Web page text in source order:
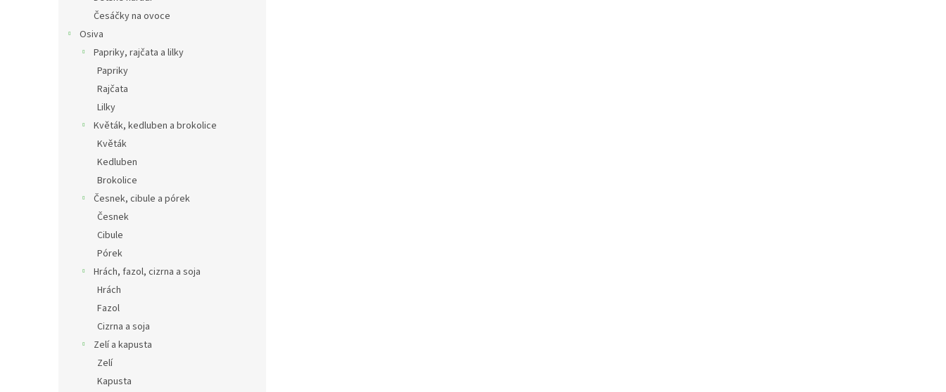
Česáčky na ovoce
Osiva
Papriky, rajčata a lilky
Papriky
Rajčata
Lilky
Květák, kedluben a brokolice
Květák
Kedluben
Brokolice
Česnek, cibule a pórek
Česnek
Cibule
Pórek
Hrách, fazol, cizrna a soja
Hrách
Fazol
Cizrna a soja
Zelí a kapusta
Zelí
Kapusta